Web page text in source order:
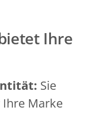
Ihre
Sie
Marke